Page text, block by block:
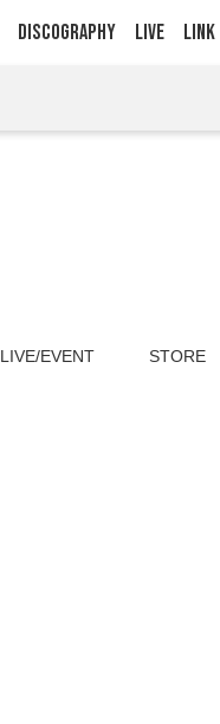
DISCOGRAPHY LIVE LINK
LIVE/EVENT STORE